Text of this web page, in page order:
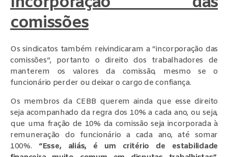
comissões
Os sindicatos também reivindicaram a “incorporação das
comissões”, portanto o direito dos trabalhadores de
manterem os valores da comissão, mesmo se o
funcionário perder ou deixar o cargo de confiança.
Os membros da CEBB querem ainda que esse direito
seja acompanhado da regra dos 10% a cada ano, ou seja,
que uma fração de 10% da comissão seja incorporada à
remuneração do funcionário a cada ano, até somar
100%. “Esse, aliás, é um critério de estabilidade